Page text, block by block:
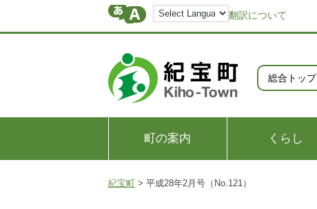
翻訳について
総合トップ
町の案内 くらし
紀宝町 > 平成28年2月号（No.121）